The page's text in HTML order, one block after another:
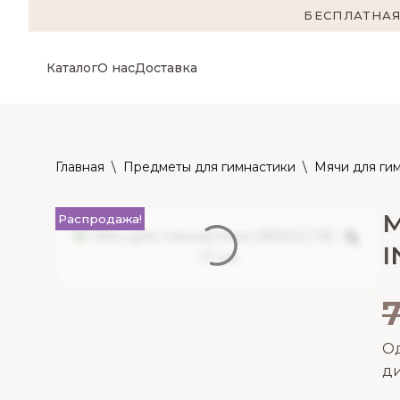
КаталогО насДоставка
Главная \ Предметы для гимнастики \ Мячи для
Распродажа!